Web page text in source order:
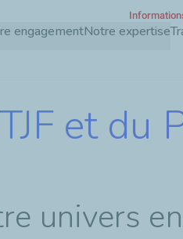
engagementNotre expertise
et du
univers